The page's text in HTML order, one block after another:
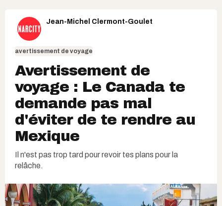
Jean-Michel Clermont-Goulet
avertissement de voyage
Avertissement de
voyage : Le Canada te
demande pas mal
d'éviter de te rendre au
Mexique
Il n'est pas trop tard pour revoir tes plans pour la
relâche.